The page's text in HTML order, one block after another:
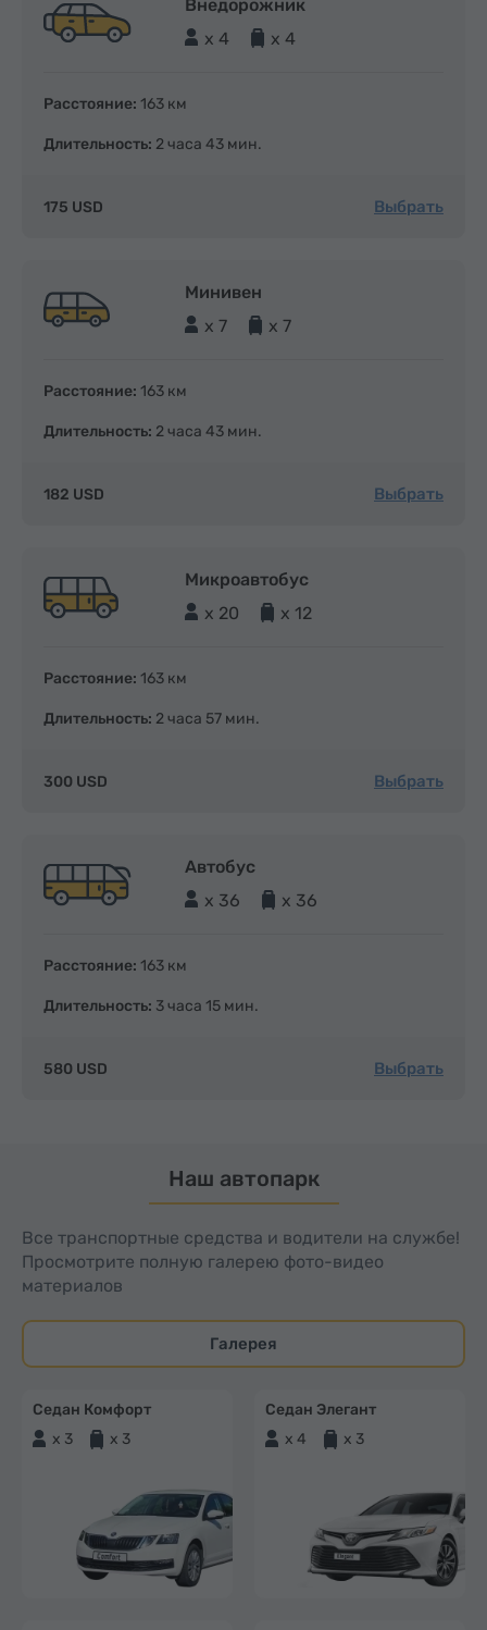
Внедорожник
x 4
x 4
Расстояние: 163 км
Длительность: 2 часа 43 мин.
175 USD Выбрать
Минивен
x 7
x 7
Расстояние: 163 км
Длительность: 2 часа 43 мин.
182 USD Выбрать
Микроавтобус
x 20
x 12
Расстояние: 163 км
Длительность: 2 часа 57 мин.
300 USD Выбрать
Автобус
x 36
x 36
Расстояние: 163 км
Длительность: 3 часа 15 мин.
580 USD Выбрать
Наш автопарк
Все транспортные средства и водители на службе!
Просмотрите полную галерею фото-видео
материалов
Галерея
Седан Комфорт
x 3
x 3
Седан Элегант
x 4
x 3